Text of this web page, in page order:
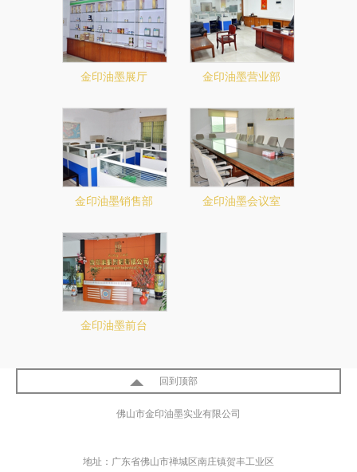
金印油墨展厅 金印油墨营业部
金印油墨销售部 金印油墨会议室
金印油墨前台
回到顶部
佛山市金印油墨实业有限公司
地址：广东省佛山市禅城区南庄镇贺丰工业区